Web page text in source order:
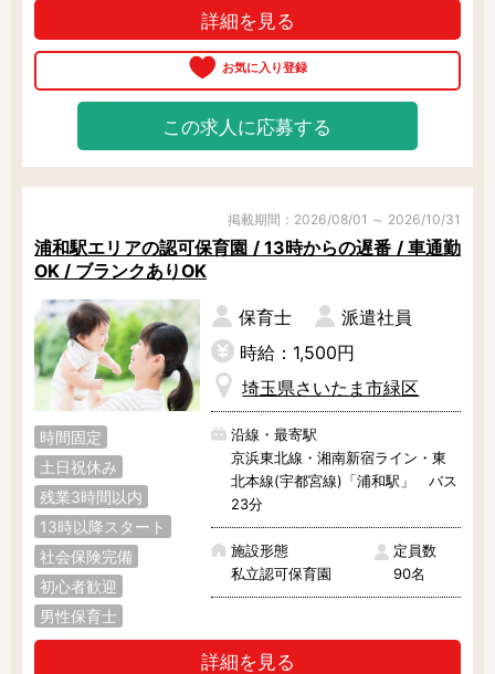
召し上がっていただけます。
１食250円と、他の園に比べリーズ
ナブルな価格です。
◎ 幼児クラスは異年齢保育を導入
年齢の垣根を超えて交流をすること
異年齢の子どもと関わり合うこと
で、社会性や協調性、思いやりの気
持ちをはぐくみます。
まずは見学からでも大歓迎！ぜひ、
詳細を見る
この求人に応募する
掲載期間：2026/08/01 ～ 2026/10/31
浦和駅エリアの認可保育園 / 13時からの遅番 / 車通勤
OK / ブランクありOK
時間固定
土日祝休み
残業3時間以内
13時以降スタート
社会保険完備
初心者歓迎
男性保育士
保育士
派遣社員
時給：1,500円
埼玉県さいたま市緑区
沿線・最寄駅
京浜東北線・湘南新宿ライン・東
北本線(宇都宮線)「浦和駅」 バス
23分
施設形態
私立認可保育園
定員数
90名
詳細を見る